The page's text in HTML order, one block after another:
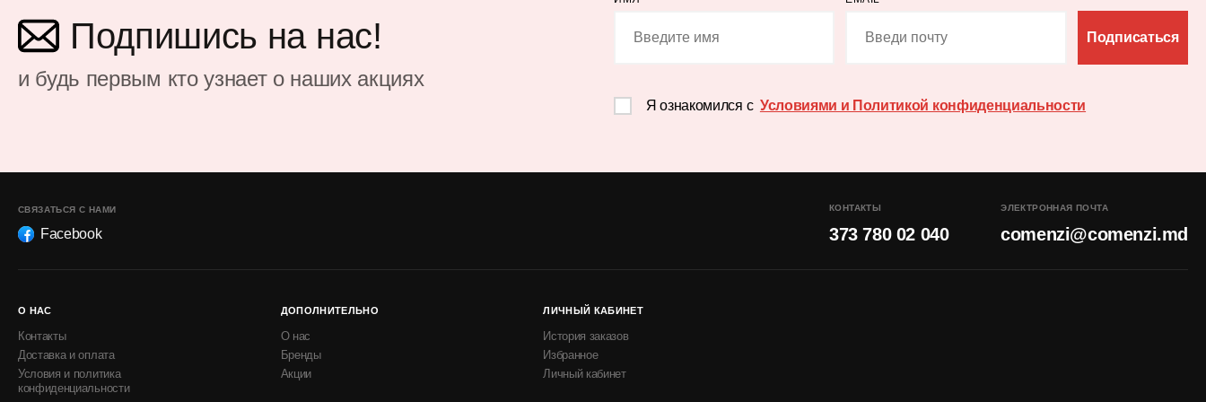
Подпишись на нас!
и будь первым кто узнает о наших акциях
Подписаться
Я ознакомился с Условиями и Политикой конфиденциальности
СВЯЗАТЬСЯ С НАМИ
Facebook
КОНТАКТЫ
373 780 02 040
ЭЛЕКТРОННАЯ ПОЧТА
comenzi@comenzi.md
О НАС
Контакты
Доставка и оплата
Условия и политика
конфиденциальности
ДОПОЛНИТЕЛЬНО
О нас
Бренды
Акции
ЛИЧНЫЙ КАБИНЕТ
История заказов
Избранное
Личный кабинет